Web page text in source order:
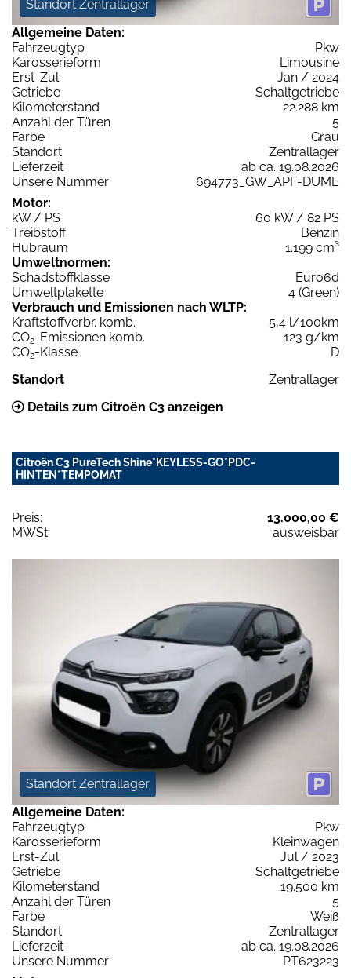
Standort Zentrallager
Allgemeine Daten:
Fahrzeugtyp
Pkw
Karosserieform
Limousine
Erst-Zul.
Jan / 2024
Getriebe
Schaltgetriebe
Kilometerstand
22.288 km
Anzahl der Türen
5
Farbe
Grau
Standort
Zentrallager
Lieferzeit
ab ca. 19.08.2026
Unsere Nummer
694773_GW_APF-DUME
Motor:
kW / PS
60 kW / 82 PS
Treibstoff
Benzin
Hubraum
1.199 cm³
Umweltnormen:
Schadstoffklasse
Euro6d
Umweltplakette
4 (Green)
Verbrauch und Emissionen nach WLTP:
Kraftstoffverbr. komb.
5,4 l/100km
CO2-Emissionen komb.
123 g/km
CO2-Klasse
D
Standort
Zentrallager
Details zum Citroën C3 anzeigen
Citroën C3 PureTech Shine*KEYLESS-GO*PDC-
HINTEN*TEMPOMAT
Preis:
13.000,00 €
MWSt:
ausweisbar
Standort Zentrallager
Allgemeine Daten:
Fahrzeugtyp
Pkw
Karosserieform
Kleinwagen
Erst-Zul.
Jul / 2023
Getriebe
Schaltgetriebe
Kilometerstand
19.500 km
Anzahl der Türen
5
Farbe
Weiß
Standort
Zentrallager
Lieferzeit
ab ca. 19.08.2026
Unsere Nummer
PT623223